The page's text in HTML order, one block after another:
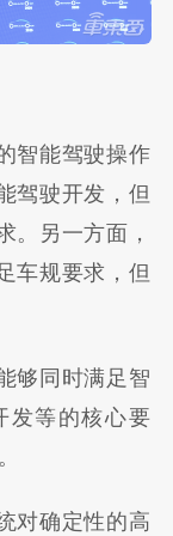
智能驾驶操作
驾驶开发，但
。另一方面，
车规要求，但
够同时满足智
发等的核心要
对确定性的高